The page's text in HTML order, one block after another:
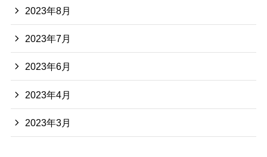
2023年8月
2023年7月
2023年6月
2023年4月
2023年3月